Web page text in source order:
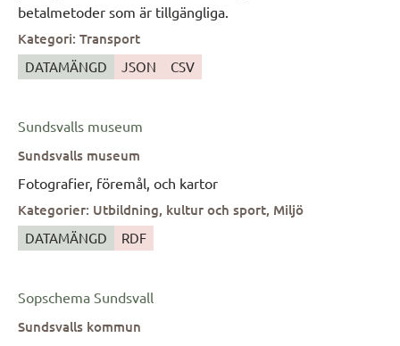
betalmetoder som är tillgängliga.
Kategori: Transport
DATAMÄNGD JSON CSV
Sundsvalls museum
Sundsvalls museum
Fotografier, föremål, och kartor
Kategorier: Utbildning, kultur och sport, Miljö
DATAMÄNGD RDF
Sopschema Sundsvall
Sundsvalls kommun